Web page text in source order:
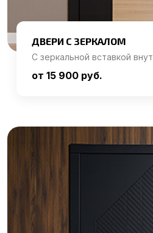
ДВЕРИ С ЗЕРКАЛОМ
С зеркальной вставкой
от 15 900 руб.